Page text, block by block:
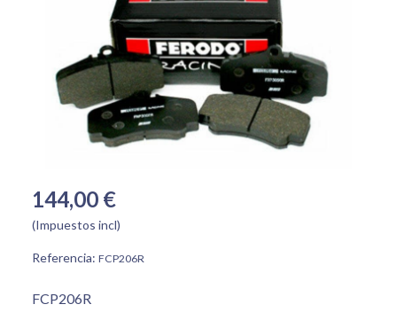
144,00 €
(Impuestos incl)
Referencia: FCP206R
FCP206R